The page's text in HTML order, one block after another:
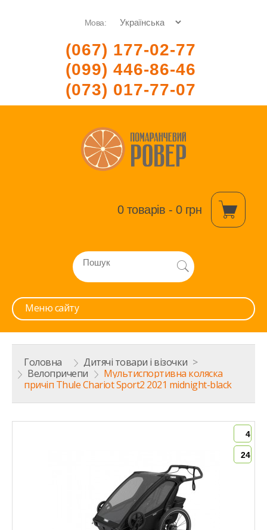
Мова:
(067) 177-02-77
(099) 446-86-46
(073) 017-77-07
0 товарів - 0 грн
Меню сайту
Головна > Дитячі товари і візочки >
Велопричепи > Мультиспортивна коляска
причіп Thule Chariot Sport2 2021 midnight-black
4
24